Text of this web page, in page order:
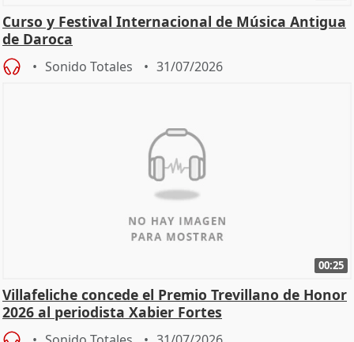
Curso y Festival Internacional de Música Antigua
de Daroca
Sonido Totales 31/07/2026
00:25
Villafeliche concede el Premio Trevillano de Honor
2026 al periodista Xabier Fortes